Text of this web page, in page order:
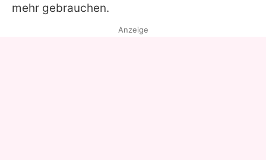
mehr gebrauchen.
Anzeige